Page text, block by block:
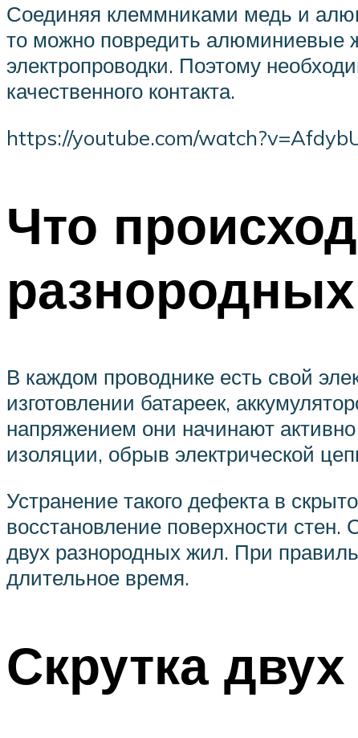
Соединяя клеммниками медь и
то можно повредить алюминиевые
электропроводки. Поэтому
качественного контакта.
https://youtube.com/
Что
В каждом проводнике есть свой
изготовлении батареек,
напряжением они начинают активно
изоляции, обрыв электрической
Устранение такого дефекта в
восстановление поверхности стен.
двух разнородных жил. При
длительное время.
Скрутка